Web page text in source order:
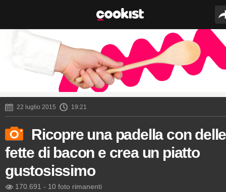
22 luglio 2015 19:21
Ricopre una padella con delle
fette di bacon e crea un piatto
gustosissimo
170.691 - 10 foto rimanenti